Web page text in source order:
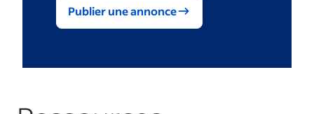
Publier une annonce